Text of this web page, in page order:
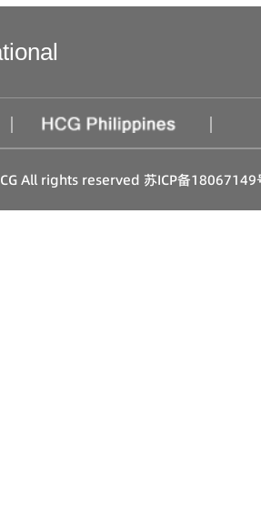
| |
All rights reserved 苏ICP备